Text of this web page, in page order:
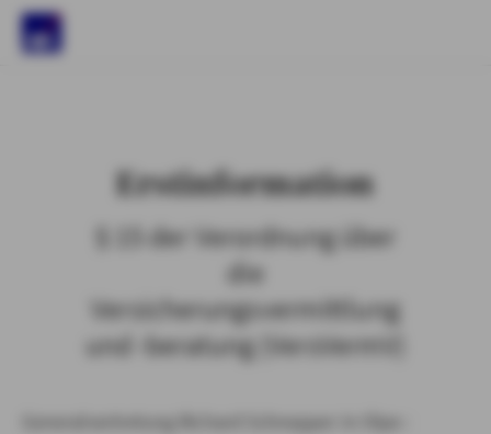
Erstinformation
§ 15 der Verordnung über
die
Versicherungsvermittlung
und -beratung (VersVermV)